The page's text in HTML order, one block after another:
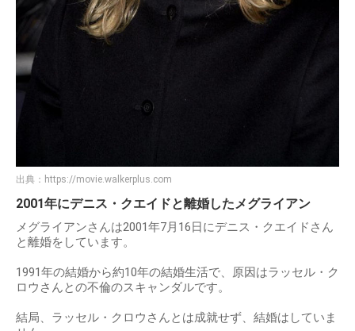
出典： https://movie.walkerplus.com
2001年にデニス・クエイドと離婚したメグライアン
メグライアンさんは2001年7月16日にデニス・クエイドさん
と離婚をしています。
1991年の結婚から約10年の結婚生活で、原因はラッセル・ク
ロウさんとの不倫のスキャンダルです。
結局、ラッセル・クロウさんとは成就せず、結婚はしていま